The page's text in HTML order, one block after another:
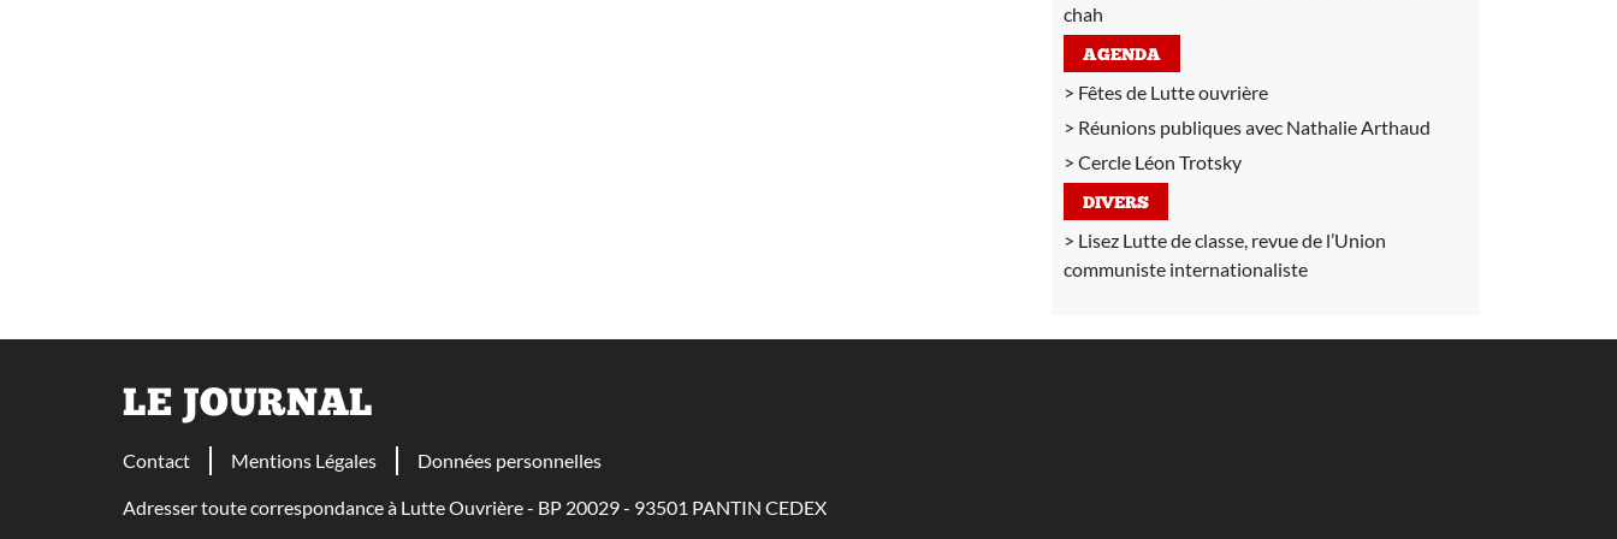
chah
AGENDA
Fêtes de Lutte ouvrière
Réunions publiques avec Nathalie Arthaud
Cercle Léon Trotsky
DIVERS
Lisez Lutte de classe, revue de l’Union
communiste internationaliste
LE JOURNAL
Contact Mentions Légales Données personnelles
Adresser toute correspondance à Lutte Ouvrière - BP 20029 - 93501 PANTIN CEDEX